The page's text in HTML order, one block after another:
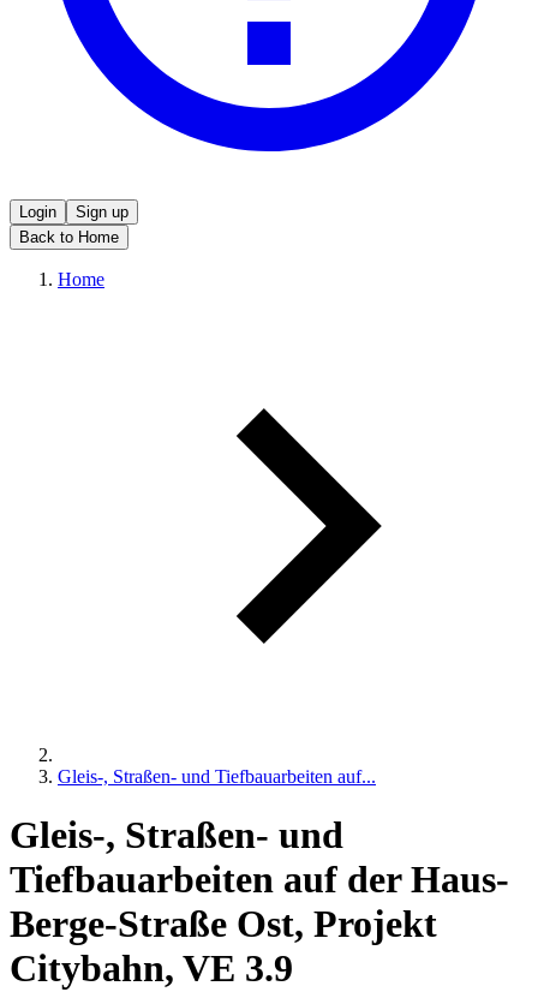
Login
Sign up
Back to Home
Home
Gleis-, Straßen- und Tiefbauarbeiten auf...
Gleis-, Straßen- und
Tiefbauarbeiten auf der Haus-
Berge-Straße Ost, Projekt
Citybahn, VE 3.9